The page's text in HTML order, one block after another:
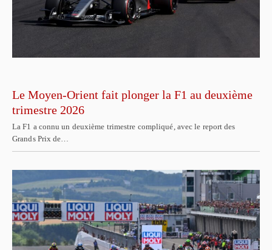
Le Moyen-Orient fait plonger la F1 au deuxième
trimestre 2026
La F1 a connu un deuxième trimestre compliqué, avec le report des
Grands Prix de…